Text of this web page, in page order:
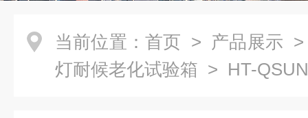
当前位置： 首页 > 产品展示
灯耐候老化试验箱 > HT-